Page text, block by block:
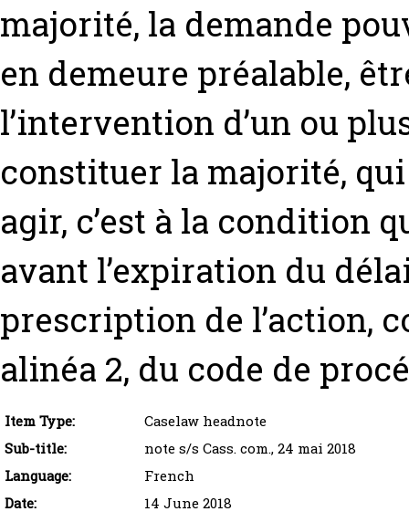
majorité, la demande
en demeure préalable,
l’intervention d’un ou
constituer la majorité,
agir, c’est à la condition
avant l’expiration du
prescription de l’action,
alinéa 2, du code de
Item Type:
Caselaw headnote
Sub-title:
note s/s Cass. com., 24 mai 2018
Language:
French
Date:
14 June 2018